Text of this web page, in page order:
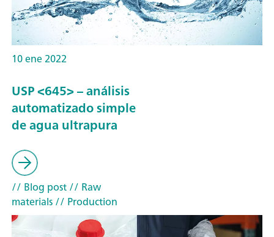
10 ene 2022
USP <645> – análisis
automatizado simple
de agua ultrapura
// Blog post// Raw
materials// Production